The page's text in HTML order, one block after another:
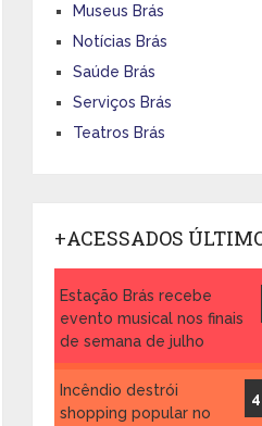
Museus Brás
Notícias Brás
Saúde Brás
Serviços Brás
Teatros Brás
+ACESSADOS
Estação Brás recebe
evento musical nos finais
de semana de julho
Incêndio destrói
shopping popular no